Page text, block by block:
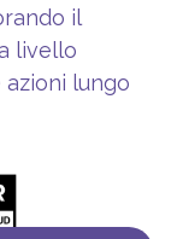
il
livello
lungo